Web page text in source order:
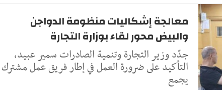
معالجة إشكاليات منظومة الدواجن
والبيض محور لقاء بوزارة التجارة
جدّد وزير التجارة وتنمية الصادرات سمير عبيد،
التأكيد على ضرورة العمل في إطار فريق عمل مشترك
يجمع